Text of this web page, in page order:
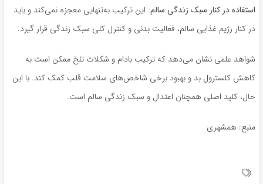
استفاده در کنار سبک زندگی سالم: این ترکیب به‌تنهایی معجزه نمی‌کند و باید
در کنار رژیم غذایی سالم، فعالیت بدنی و کنترل کلی سبک زندگی قرار گیرد.
شواهد علمی نشان می‌دهد که ترکیب بادام و شکلات تلخ ممکن است به
کاهش کلسترول بد و بهبود برخی شاخص‌های سلامت قلب کمک کند. با این
حال، کلید اصلی همچنان اعتدال و سبک زندگی سالم است.
منبع: همشهری